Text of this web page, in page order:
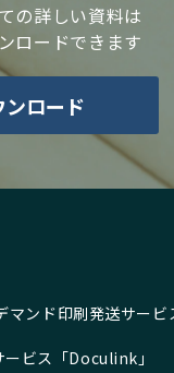
の詳しい資料は
ロードできます
ロード
マンド印刷発送サービ
ビス「Doculink」